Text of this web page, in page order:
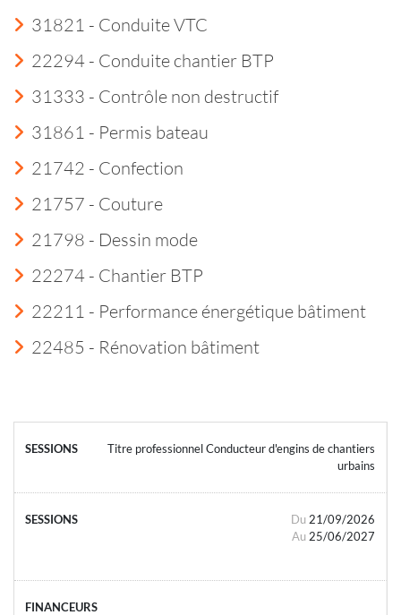
31821 - Conduite VTC
22294 - Conduite chantier BTP
31333 - Contrôle non destructif
31861 - Permis bateau
21742 - Confection
21757 - Couture
21798 - Dessin mode
22274 - Chantier BTP
22211 - Performance énergétique bâtiment
22485 - Rénovation bâtiment
Titre professionnel Conducteur d'engins de chantiers
urbains
Du 21/09/2026
Au 25/06/2027